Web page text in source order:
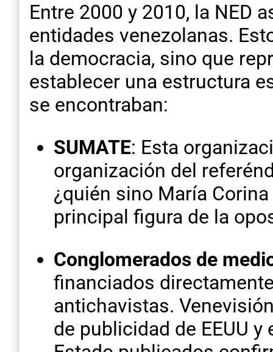
Entre 2000 y 2010, la NED
entidades venezolanas.
la democracia, sino que
establecer una estructura
se encontraban:
SUMATE: Esta
organización del
¿quién sino María
principal figura de la
Conglomerados de
financiados
antichavistas.
de publicidad de EEUU